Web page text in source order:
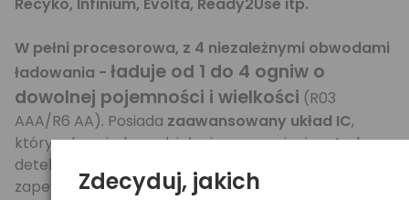
W pełni procesorowa, z 4 niezależnymi obwodami
ładowania - ładuje od 1 do 4 ogniw o
dowolnej pojemności i wielkości (R03
AAA/R6 AA). Posiada zaawansowany układ IC,
który odpowiada za działanie precyzyjnej metody
detekcji -dV gwarantując bezpieczeństwo oraz
zapewniając akumulatorom pełną wydajność.
Zdecyduj, jakich